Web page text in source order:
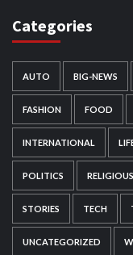
Categories
AUTO BIG-NEWS
FASHION FOOD
INTERNATIONAL
POLITICS RELIGIOUS
STORIES TECH
UNCATEGORIZED